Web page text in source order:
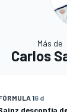
Más de
Carlos
16 d